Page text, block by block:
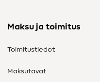
Maksu ja toimitus
Toimitustiedot
Maksutavat